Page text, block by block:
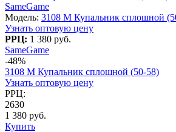
SameGame
Модель: 3108 M Купальник сплошной
Узнать оптовую цену
РРЦ: 1 380 руб.
SameGame
-48%
3108 M Купальник сплошной (50-58)
Узнать оптовую цену
РРЦ:
2630
1 380 руб.
Купить